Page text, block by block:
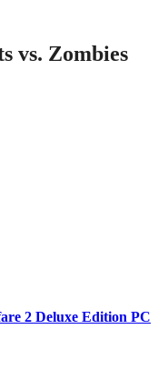
vs. Zombies
2 Deluxe Edition PC